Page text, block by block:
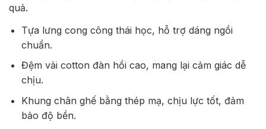
quả.
Tựa lưng cong công thái học, hỗ trợ dáng ngồi
chuẩn.
Đệm vải cotton đàn hồi cao, mang lại cảm giác dễ
chịu.
Khung chân ghế bằng thép mạ, chịu lực tốt, đảm
bảo độ bền.